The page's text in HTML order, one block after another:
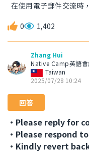
在使用電子郵件交流時
0 1,402
Zhang Hui
Native Camp英語會
Taiwan
2025/07/28 10:24
回答
・Please reply for
・Please respond
・Kindly revert